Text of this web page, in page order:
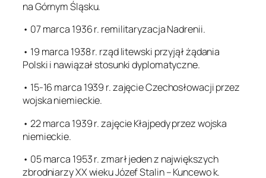
na Górnym Śląsku.
• 07 marca 1936 r. remilitaryzacja Nadrenii.
• 19 marca 1938 r. rząd litewski przyjął żądania
Polski i nawiązał stosunki dyplomatyczne.
• 15-16 marca 1939 r. zajęcie Czechosłowacji przez
wojska niemieckie.
• 22 marca 1939 r. zajęcie Kłajpedy przez wojska
niemieckie.
• 05 marca 1953 r. zmarł jeden z największych
zbrodniarzy XX wieku Józef Stalin – Kuncewo k.